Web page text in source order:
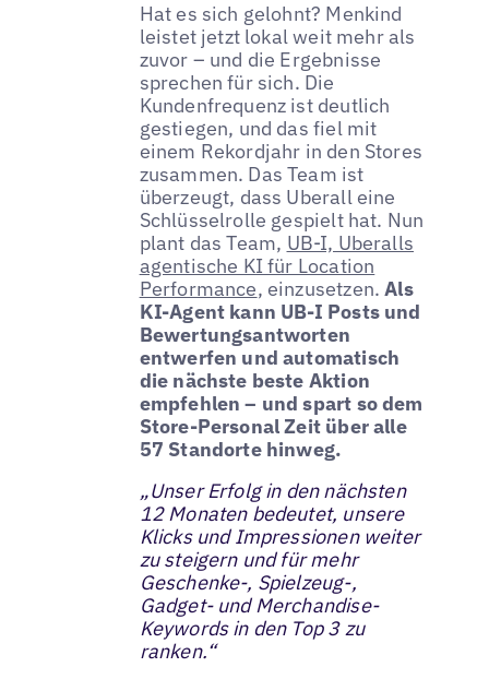
Hat es sich gelohnt? Menkind
leistet jetzt lokal weit mehr als
zuvor – und die Ergebnisse
sprechen für sich. Die
Kundenfrequenz ist deutlich
gestiegen, und das fiel mit
einem Rekordjahr in den Stores
zusammen. Das Team ist
überzeugt, dass Uberall eine
Schlüsselrolle gespielt hat. Nun
plant das Team, UB-I, Uberalls
agentische KI für Location
Performance, einzusetzen.Als
KI-Agent kann UB-I Posts und
Bewertungsantworten
entwerfen und automatisch
die nächste beste Aktion
empfehlen – und spart so dem
Store-Personal Zeit über alle
57 Standorte hinweg.
„Unser Erfolg in den nächsten
12 Monaten bedeutet, unsere
Klicks und Impressionen weiter
zu steigern und für mehr
Geschenke-, Spielzeug-,
Gadget- und Merchandise-
Keywords in den Top 3 zu
ranken.“